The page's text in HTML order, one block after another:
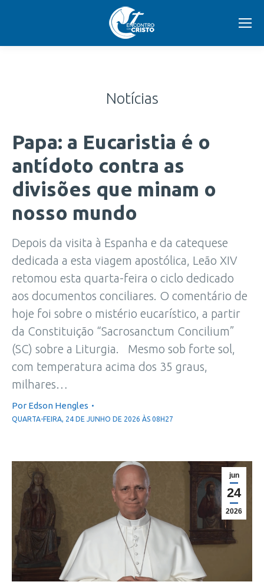
Notícias
Papa: a Eucaristia é o
antídoto contra as
divisões que minam o
nosso mundo
Depois da visita à Espanha e da catequese
dedicada a esta viagem apostólica, Leão XIV
retomou esta quarta-feira o ciclo dedicado
aos documentos conciliares. O comentário de
hoje foi sobre o mistério eucarístico, a partir
da Constituição “Sacrosanctum Concilium”
(SC) sobre a Liturgia. Mesmo sob forte sol,
com temperatura acima dos 35 graus,
milhares…
Por Edson Hengles
QUARTA-FEIRA, 24 DE JUNHO DE 2026 ÀS 08H27
jun
24
2026